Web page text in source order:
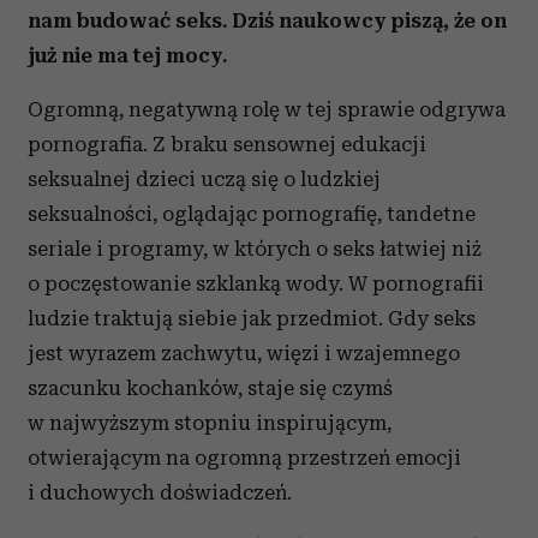
nam budować seks. Dziś naukowcy piszą, że on
już nie ma tej mocy.
Ogromną, negatywną rolę w tej sprawie odgrywa
pornografia. Z braku sensownej edukacji
seksualnej dzieci uczą się o ludzkiej
seksualności, oglądając pornografię, tandetne
seriale i programy, w których o seks łatwiej niż
o poczęstowanie szklanką wody. W pornografii
ludzie traktują siebie jak przedmiot. Gdy seks
jest wyrazem zachwytu, więzi i wzajemnego
szacunku kochanków, staje się czymś
w najwyższym stopniu inspirującym,
otwierającym na ogromną przestrzeń emocji
i duchowych doświadczeń.